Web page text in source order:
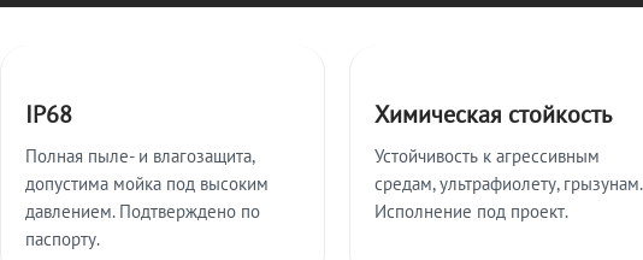
IP68
Полная пыле- и влагозащита,
допустима мойка под высоким
давлением. Подтверждено по
паспорту.
Химическая стойкость
Устойчивость к агрессивным
средам, ультрафиолету, грызунам.
Исполнение под проект.